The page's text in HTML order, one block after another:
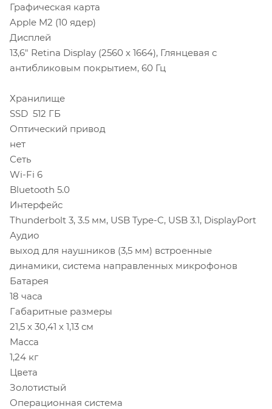
Графическая карта
Apple M2 (10 ядер)
Дисплей
13,6" Retina Display (2560 х 1664), Глянцевая с
антибликовым покрытием, 60 Гц
Хранилище
SSD 512 ГБ
Оптический привод
нет
Сеть
Wi-Fi 6
Bluetooth 5.0
Интерфейс
Thunderbolt 3, 3.5 мм, USB Type-C, USB 3.1, DisplayPort
Аудио
выход для наушников (3,5 мм) встроенные
динамики, система направленных микрофонов
Батарея
18 часа
Габаритные размеры
21,5 х 30,41 х 1,13 см
Масса
1,24 кг
Цвета
Золотистый
Операционная система